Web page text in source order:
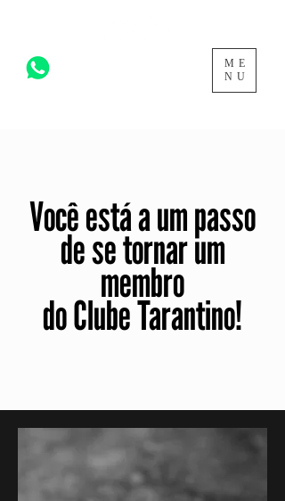
ME
NU
Você está a um passo
de se tornar um
membro
do Clube Tarantino!